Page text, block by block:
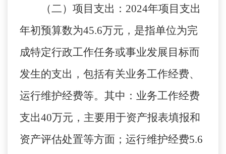
（二）项目支出： 2024年项目支出
年初预算数为45.6万元，是指单位为完
成特定行政工作任务或事业发展目标而
发生的支出，包括有关业务工作经费、
运行维护经费等。其中：业务工作经费
支出40万元，主要用于资产报表填报和
资产评估处置等方面；运行维护经费5.6